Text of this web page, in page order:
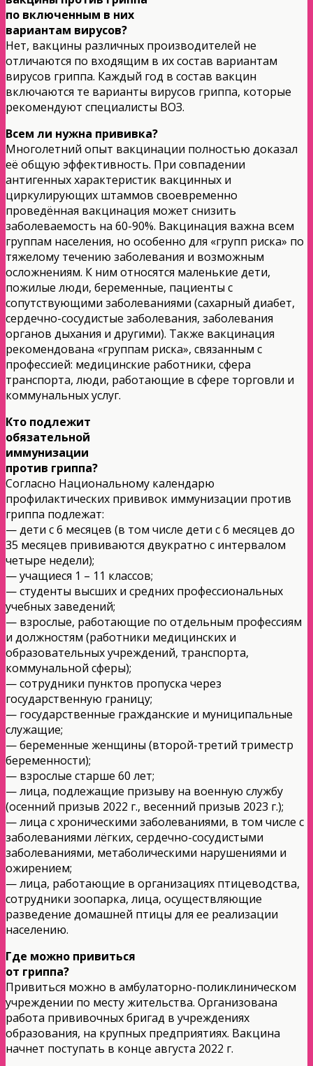
по включенным в них
вариантам вирусов?
Нет, вакцины различных производителей не
отличаются по входящим в их состав вариантам
вирусов гриппа. Каждый год в состав вакцин
включаются те варианты вирусов гриппа, которые
рекомендуют специалисты ВОЗ.
Всем ли нужна прививка?
Многолетний опыт вакцинации полностью доказал
её общую эффективность. При совпадении
антигенных характеристик вакцинных и
циркулирующих штаммов своевременно
проведённая вакцинация может снизить
заболеваемость на 60-90%. Вакцинация важна всем
группам населения, но особенно для «групп риска» по
тяжелому течению заболевания и возможным
осложнениям. К ним относятся маленькие дети,
пожилые люди, беременные, пациенты с
сопутствующими заболеваниями (сахарный диабет,
сердечно-сосудистые заболевания, заболевания
органов дыхания и другими). Также вакцинация
рекомендована «группам риска», связанным с
профессией: медицинские работники, сфера
транспорта, люди, работающие в сфере торговли и
коммунальных услуг.
Кто подлежит
обязательной
иммунизации
против гриппа?
Согласно Национальному календарю
профилактических прививок иммунизации против
гриппа подлежат:
— дети с 6 месяцев (в том числе дети с 6 месяцев до
35 месяцев прививаются двукратно с интервалом
четыре недели);
— учащиеся 1 – 11 классов;
— студенты высших и средних профессиональных
учебных заведений;
— взрослые, работающие по отдельным профессиям
и должностям (работники медицинских и
образовательных учреждений, транспорта,
коммунальной сферы);
— сотрудники пунктов пропуска через
государственную границу;
— государственные гражданские и муниципальные
служащие;
— беременные женщины (второй-третий триместр
беременности);
— взрослые старше 60 лет;
— лица, подлежащие призыву на военную службу
(осенний призыв 2022 г., весенний призыв 2023 г.);
— лица с хроническими заболеваниями, в том числе с
заболеваниями лёгких, сердечно-сосудистыми
заболеваниями, метаболическими нарушениями и
ожирением;
— лица, работающие в организациях птицеводства,
сотрудники зоопарка, лица, осуществляющие
разведение домашней птицы для ее реализации
населению.
Где можно привиться
от гриппа?
Привиться можно в амбулаторно-поликлиническом
учреждении по месту жительства. Организована
работа прививочных бригад в учреждениях
образования, на крупных предприятиях. Вакцина
начнет поступать в конце августа 2022 г.